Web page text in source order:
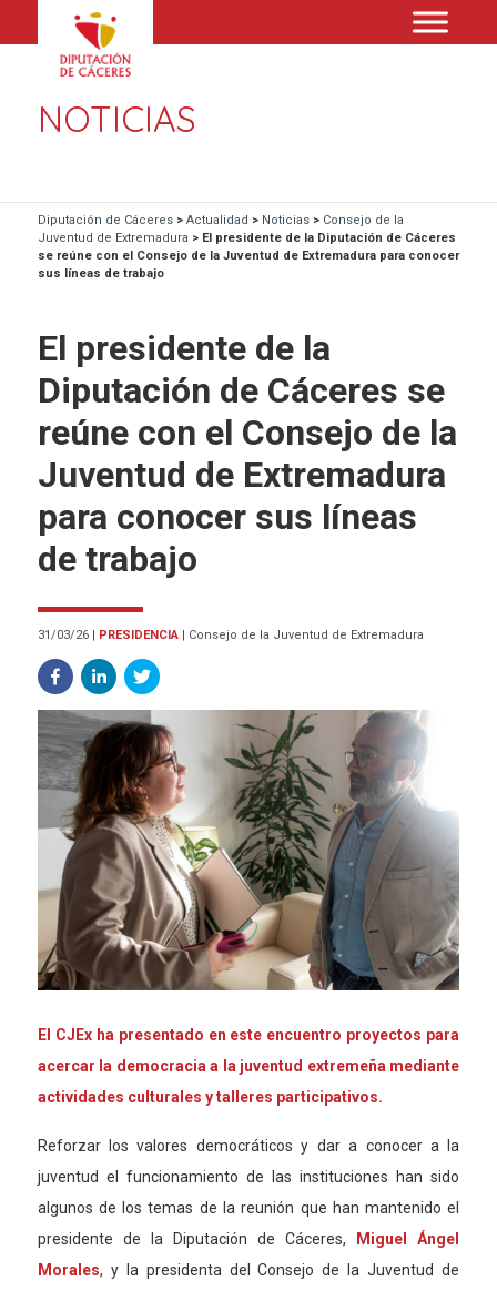
NOTICIAS
Diputación de Cáceres> Actualidad > Noticias> Consejo de la
Juventud de Extremadura > El presidente de la Diputación de Cáceres
se reúne con el Consejo de la Juventud de Extremadura para conocer
sus líneas de trabajo
El presidente de la
Diputación de Cáceres se
reúne con el Consejo de la
Juventud de Extremadura
para conocer sus líneas
de trabajo
31/03/26 | PRESIDENCIA | Consejo de la Juventud de Extremadura
El CJExha presentado en este encuentro proyectos para
acercar la democracia a la juventud extremeña mediante
actividades culturales y talleres participativos.
Reforzar los valores democráticos y dar a conocer a la
juventud el funcionamiento de las instituciones han sido
algunos de los temas de la reunión que han mantenido el
presidente de la Diputación de Cáceres,
Miguel Ángel
Morales, y la presidenta del Consejo de la Juventud de